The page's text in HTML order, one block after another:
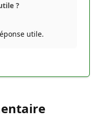
?
utile.